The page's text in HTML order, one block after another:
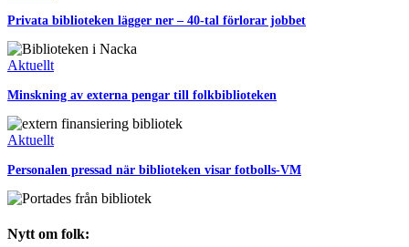
Privata biblioteken lägger ner – 40-tal förlorar jobbet
Aktuellt
Minskning av externa pengar till folkbiblioteken
Aktuellt
Personalen pressad när biblioteken visar fotbolls-VM
Nytt om folk: